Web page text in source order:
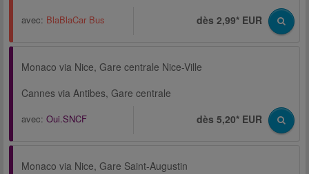
avec: BlaBlaCar Bus dès 2,99* EUR
Monaco via Nice, Gare centrale Nice-Ville
Cannes via Antibes, Gare centrale
avec: Oui.SNCF dès 5,20* EUR
Monaco via Nice, Gare Saint-Augustin